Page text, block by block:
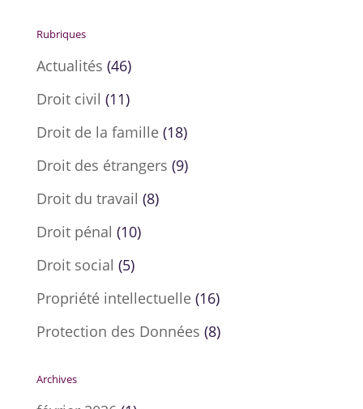
Rubriques
Actualités (46)
Droit civil (11)
Droit de la famille(18)
Droit des étrangers (9)
Droit du travail (8)
Droit pénal (10)
Droit social (5)
Propriété intellectuelle(16)
Protection des Données (8)
Archives